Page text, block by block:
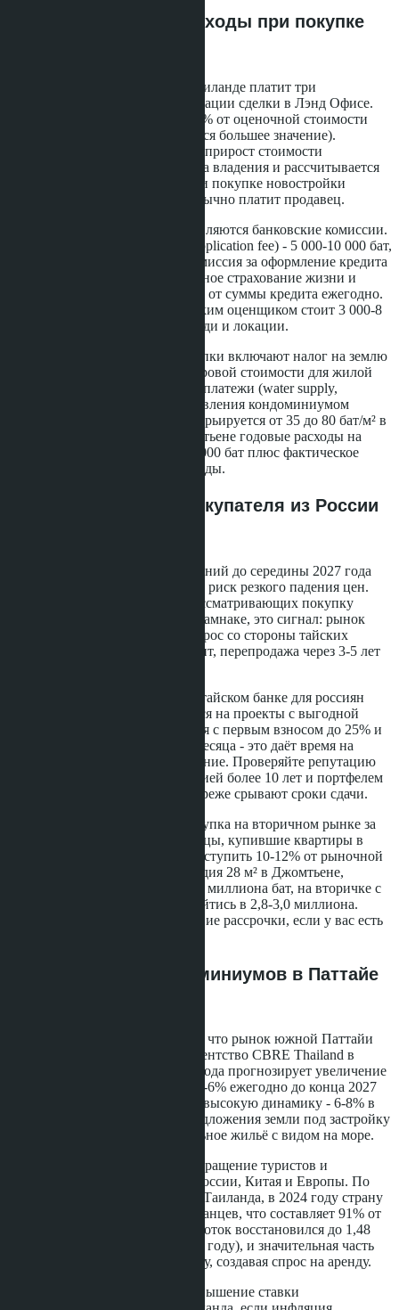
Налоги и скрытые расходы при покупке
Покупатель кондоминиума в Таиланде платит три
обязательных сбора при регистрации сделки в Лэнд Офисе.
Трансферный сбор составляет 2% от оценочной стоимости
объекта или цены сделки (берётся большее значение).
Гербовый сбор - 0,5%. Налог на прирост стоимости
(withholding tax) зависит от срока владения и рассчитывается
по прогрессивной шкале, но при покупке новостройки
напрямую у застройщика его обычно платит продавец.
При оформлении ипотеки добавляются банковские комиссии.
Сбор за рассмотрение заявки (application fee) - 5 000-10 000 бат,
не возвращается при отказе. Комиссия за оформление кредита
- 1% от суммы займа. Обязательное страхование жизни и
имущества обойдётся в 0,3-0,5% от суммы кредита ежегодно.
Оценка недвижимости банковским оценщиком стоит 3 000-8
000 бат в зависимости от площади и локации.
Ежегодные расходы после покупки включают налог на землю
и строения (0,02-0,1% от кадастровой стоимости для жилой
недвижимости), коммунальные платежи (water supply,
electricity) и взносы в фонд управления кондоминиумом
(common area fee). Последний варьируется от 35 до 80 бат/м² в
месяц. Для студии 30 м² в Джомтьене годовые расходы на
содержание составят 15 000-25 000 бат плюс фактическое
потребление электричества и воды.
Что это значит для покупателя из России
Продление ипотечных послаблений до середины 2027 года
стабилизирует рынок и снижает риск резкого падения цен.
Для российских инвесторов, рассматривающих покупку
кондо в Джомтьене или на Пратамнаке, это сигнал: рынок
будет оставаться ликвидным, спрос со стороны тайских
покупателей сохранится, а значит, перепродажа через 3-5 лет
Поскольку получить ипотеку в тайском банке для россиян
проблематично, фокус смещается на проекты с выгодной
рассрочкой. Ищите предложения с первым взносом до 25% и
сроком платежей минимум 24 месяца - это даёт время на
накопление или рефинансирование. Проверяйте репутацию
застройщика: компании с историей более 10 лет и портфелем
от пяти завершённых проектов реже срывают сроки сдачи.
Альтернативная стратегия - покупка на вторичном рынке за
наличные с дисконтом. Владельцы, купившие квартиры в
2018-2019 годах, часто готовы уступить 10-12% от рыночной
цены ради быстрой сделки. Студия 28 м² в Джомтьене,
которая в новостройке стоит 3,5 миллиона бат, на вторичке с
ремонтом и мебелью может обойтись в 2,8-3,0 миллиона.
Экономия перекрывает отсутствие рассрочки, если у вас есть
Прогноз рынка кондоминиумов в Паттайе
Аналитики сходятся во мнении, что рынок южной Паттайи
продолжит умеренный рост. Агентство CBRE Thailand в
отчёте за первый квартал 2025 года прогнозирует увеличение
средней цены в Джомтьене на 4-6% ежегодно до конца 2027
года. Пратамнак покажет более высокую динамику - 6-8% в
год - за счёт ограниченного предложения земли под застройку
и растущего спроса на премиальное жильё с видом на море.
Основной драйвер спроса - возвращение туристов и
долгосрочных арендаторов из России, Китая и Европы. По
данным Министерства туризма Таиланда, в 2024 году страну
посетили 36,2 миллиона иностранцев, что составляет 91% от
уровня 2019 года. Российский поток восстановился до 1,48
миллиона человек (+22% к 2023 году), и значительная часть
приезжает в Паттайю на зимовку, создавая спрос на аренду.
Риски включают возможное повышение ставки